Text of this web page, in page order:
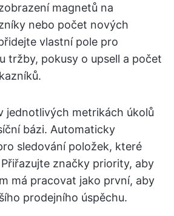
magnetů na
nebo počet nových
vlastní pole pro
tržby, pokusy o upsell a počet
jednotlivých metrikách úkolů
bázi. Automaticky
sledování položek, které
značky priority, aby
má pracovat jako první, aby
prodejního úspěchu.